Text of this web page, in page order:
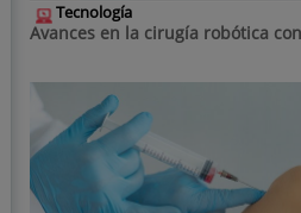
Tecnología
Avances en la cirugía robótica